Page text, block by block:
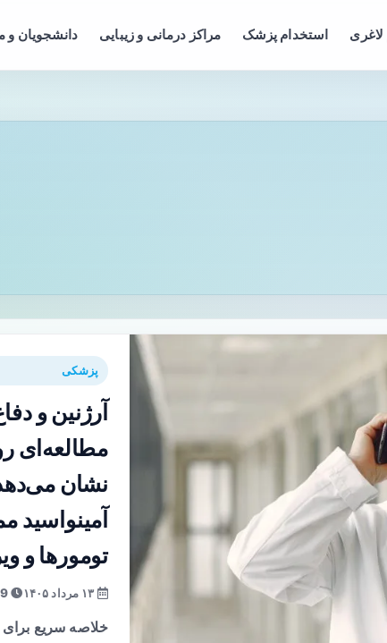
لاغری استخدام پزشک مراکز درمانی و زیبایی دانشجویان
پزشکی
آرژنین و
مطالعه‌ای
نشان
تومورها و
9 دقیقه
خلاصه سریع برای